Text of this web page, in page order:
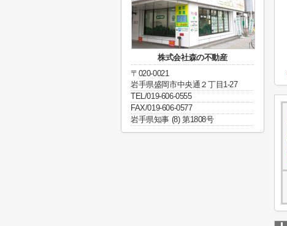
株式会社森の不動産
〒020-0021
岩手県盛岡市中央通２丁目1-27
TEL/019-606-0555
FAX/019-606-0577
岩手県知事 (8) 第1808号